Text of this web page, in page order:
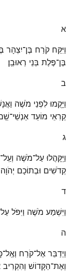
א
וַיִּקַּח קֹרַח בֶּן־יִצְהָר
בֶּן־פֶּלֶת בְּנֵי רְאוּבֵֽן׃
ב
וַיָּקֻמוּ לִפְנֵי מֹשֶׁה
קְרִאֵי מוֹעֵד
ג
וַיִּֽקָּהֲלוּ עַל־מֹשֶׁה
קְדֹשִׁים וּבְתוֹכָם
ד
וַיִּשְׁמַע מֹשֶׁה וַיִּפֹּל
ה
וַיְדַבֵּר אֶל־קֹרַח
וְאֶת־הַקָּדוֹשׁ וְהִקְרִיב